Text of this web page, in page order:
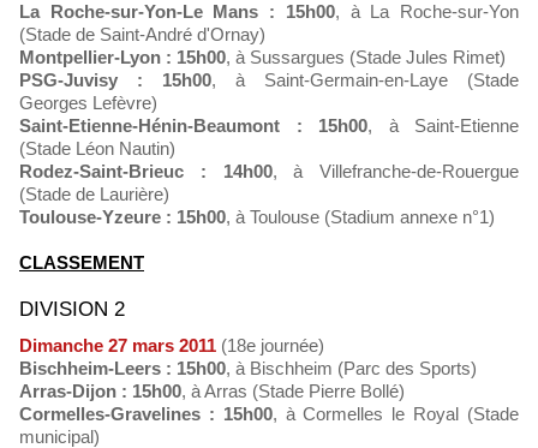
La Roche-sur-Yon-Le Mans : 15h00, à La Roche-sur-Yon
(Stade de Saint-André d'Ornay)
Montpellier-Lyon : 15h00, à Sussargues (Stade Jules Rimet)
PSG-Juvisy : 15h00, à Saint-Germain-en-Laye (Stade
Georges Lefèvre)
Saint-Etienne-Hénin-Beaumont : 15h00, à Saint-Etienne
(Stade Léon Nautin)
Rodez-Saint-Brieuc : 14h00, à Villefranche-de-Rouergue
(Stade de Laurière)
Toulouse-Yzeure : 15h00, à Toulouse (Stadium annexe n°1)
CLASSEMENT
DIVISION 2
Dimanche 27 mars 2011 (18e journée)
Bischheim-Leers : 15h00, à Bischheim (Parc des Sports)
Arras-Dijon : 15h00, à Arras (Stade Pierre Bollé)
Cormelles-Gravelines : 15h00, à Cormelles le Royal (Stade
municipal)